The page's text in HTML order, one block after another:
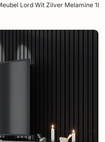
Lord Wit Zilver Melamine